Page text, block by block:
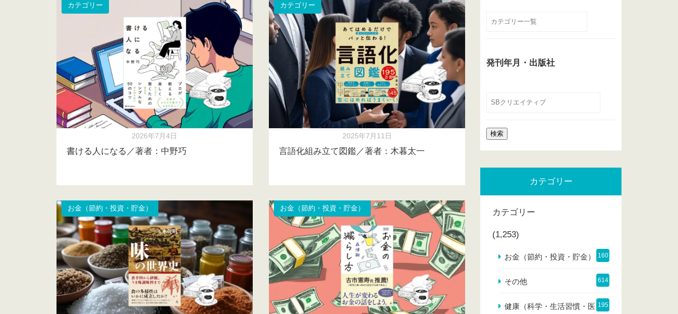
カテゴリー
2026年7月4日
書ける人になる／著者：中野巧
カテゴリー
2025年7月11日
言語化組み立て図鑑／著者：木暮太一
お金（節約・投資・貯金） お金（節約・投資・貯金）
発刊年月・出版社
カテゴリー
カテゴリー
(1,253)
お金（節約・投資・貯金） 160
その他 614
健康（科学・生活習慣・医 195